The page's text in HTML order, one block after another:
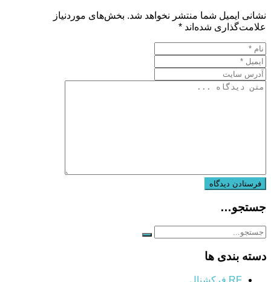
نشانی ایمیل شما منتشر نخواهد شد. بخش‌های موردنیاز
علامت‌گذاری شده‌اند *
جستجو…
دسته بندی ها